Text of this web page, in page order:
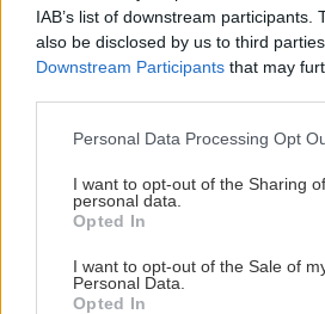
IAB’s list of downstream participants.
also be disclosed by us to third
Downstream Participants that may
Please note that this website/app
not limited to your visit or usage
grant or deny consent to Google and
use your data for below specified
consent section.
Personal Data Processing Opt
I want to opt-out of the Sharing
personal data.
Opted In
I want to opt-out of the Sale of
Personal Data.
Opted In
Μηλιές: Λίγα παραδοσιακά
σώθηκαν από την φωτιά του
βουνού. Ο παλιός σταθμός του
Μουντζούρη– και η
έργα και τα δύο του Εβαρίστο
του γνωστού ζωγράφου. Η
Ταξιαρχών, με τις